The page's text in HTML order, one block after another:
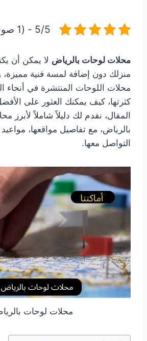
5/5 - (1 صوت واحد)
محلات لوحات بالرياض لا يمكن أن
منزلك دون إضافة لمسة فنية مميزة،
محلات اللوحات المنتشرة في أنحاء
كثرتها، كيف يمكنك العثور على
المقال، نقدم لك دليلاً شاملاً لأبرز
بالرياض، مع تفاصيل مواقعها،
التواصل معها.
محلات لوحات